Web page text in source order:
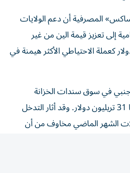
المصرفية أن دعم الولايات
إلى تعزيز قيمة الين من غير
كعملة الاحتياطي الأكثر هيمنة في
في سوق سندات الخزانة
الأمريكية التي تبلغ قيمتها 31 تريليون دولار. وقد أثار التدخل
الشهر الماضي مخاوف من أن
يهدف على الأرجح إلى منع